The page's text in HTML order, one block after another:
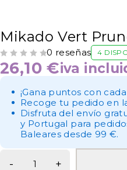
Mikado Vert
0 reseñas 4
26,10€iva
¡Gana puntos con
Recoge tu pedido en
Disfruta del envío
y Portugal para
Baleares desde 99 €.